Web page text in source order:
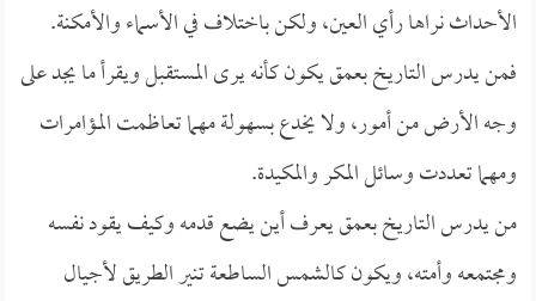
الأحداث نراها رأي العين، ولكن باختلاف في الأسماء والأمكنة.
فمن يدرس التاريخ بعمق يكون كأنه يرى المستقبل ويقرأ ما يجد على
وجه الأرض من أمور، ولا يخدع بسهولة مهما تعاظمت المؤامرات
ومهما تعددت وسائل المكر والمكيدة.
من يدرس التاريخ بعمق يعرف أين يضع قدمه وكيف يقود نفسه
ومجتمعه وأمته، ويكون كالشمس الساطعة تنير الطريق لأجيال